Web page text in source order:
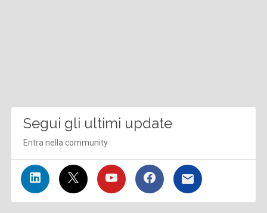
Segui gli ultimi update
Entra nella community